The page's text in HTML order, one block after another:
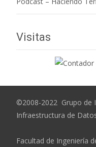
Visitas
©2008-2022 Grupo de
Infraestructura de
Facultad de Ingeniería